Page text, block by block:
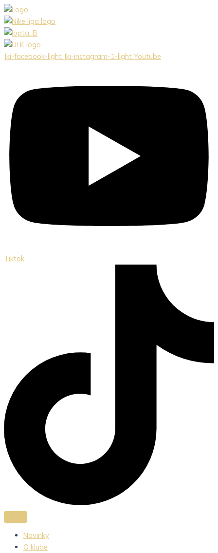
Preskočiť
na
obsah
Jki-facebook-light Jki-instagram-1-light Youtube
Tiktok
Novinky
O klube